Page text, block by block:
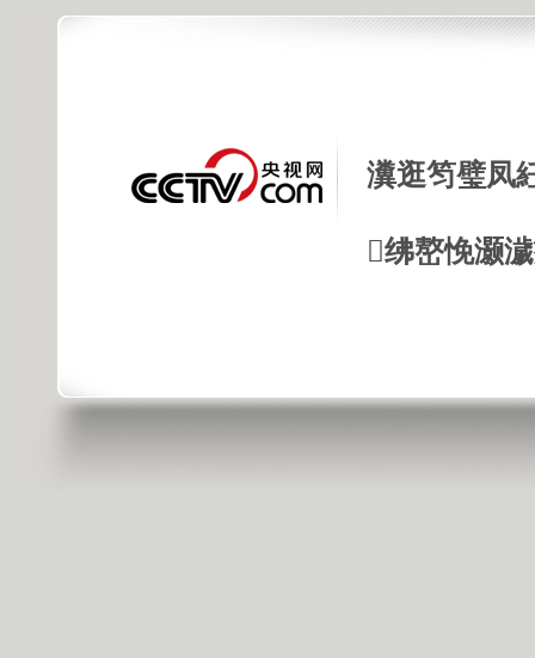
瀵逛笉璧凤
绋嶅悗灏